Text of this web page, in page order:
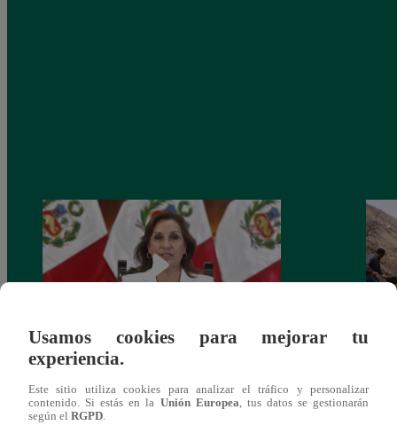
Congreso: proponen que el aumento del
salario presidencial se aplique desde 2026
Usamos cookies para mejorar tu
experiencia.
Este sitio utiliza cookies para analizar el tráfico y personalizar
contenido. Si estás en la Unión Europea , tus datos se gestionarán
según el RGPD